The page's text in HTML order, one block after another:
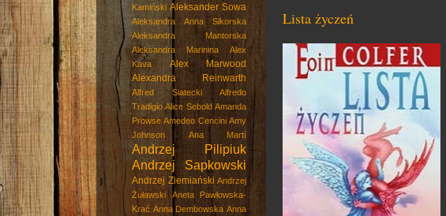
Lista życzeń
Kamiński Aleksander Sowa
Aleksandra Anna Sikorska
Aleksandra Mantorska
Aleksandra Marinina
Alex
Kava
Alex Marwood
Alexandra Reinwarth
Alfred Siatecki
Alfredo
Tradigio Alice Sebold Amanda
Prowse Amedeo Cencini Amy
Johnson
Ana Martí
Andrzej Pilipiuk
Andrzej Sapkowski
Andrzej Ziemiański Andrzej
Żuławski
Aneta Pawłowska-
Krać Anna Dembowska Anna